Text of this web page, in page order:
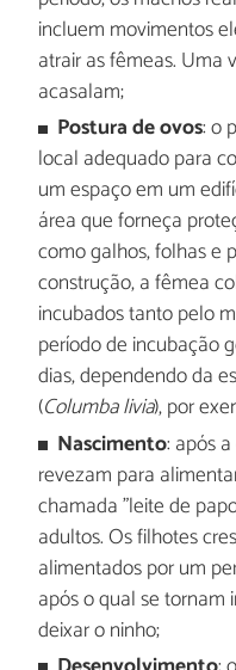
incluem movimentos
atrair as fêmeas. Uma
acasalam;
Postura de ovos: o
local adequado para
um espaço em um
área que forneça
como galhos, folhas e
construção, a fêmea
incubados tanto pelo
período de incubação
dias, dependendo da
(Columba livia), por
Nascimento: após
revezam para
chamada "leite de
adultos. Os filhotes
alimentados por um
após o qual se tornam
deixar o ninho;